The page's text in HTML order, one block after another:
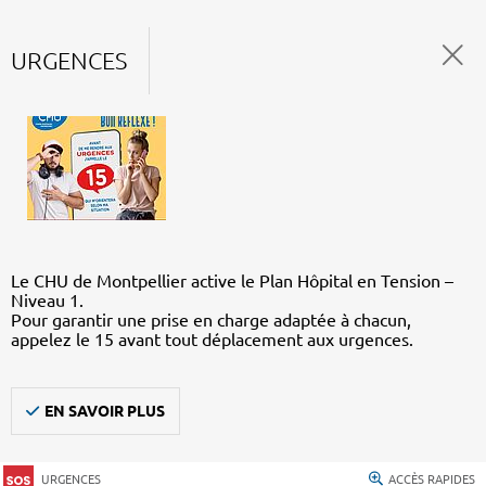
URGENCES
Le CHU de Montpellier active le Plan Hôpital en Tension –
Niveau 1.
Pour garantir une prise en charge adaptée à chacun,
appelez le 15 avant tout déplacement aux urgences.
EN SAVOIR PLUS
URGENCES ACCÈS RAPIDES